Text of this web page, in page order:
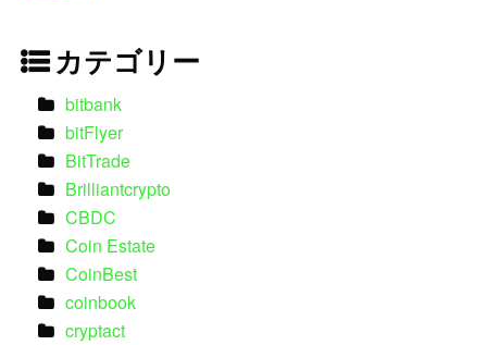
カテゴリー
bitbank
bitFlyer
BitTrade
Brilliantcrypto
CBDC
Coin Estate
CoinBest
coinbook
cryptact